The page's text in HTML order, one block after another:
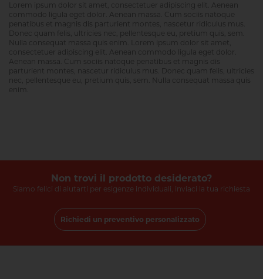
Lorem ipsum dolor sit amet, consectetuer adipiscing elit. Aenean
commodo ligula eget dolor. Aenean massa. Cum sociis natoque
penatibus et magnis dis parturient montes, nascetur ridiculus mus.
Donec quam felis, ultricies nec, pellentesque eu, pretium quis, sem.
Nulla consequat massa quis enim. Lorem ipsum dolor sit amet,
consectetuer adipiscing elit. Aenean commodo ligula eget dolor.
Aenean massa. Cum sociis natoque penatibus et magnis dis
parturient montes, nascetur ridiculus mus. Donec quam felis, ultricies
nec, pellentesque eu, pretium quis, sem. Nulla consequat massa quis
enim.
Non trovi il prodotto desiderato?
Siamo felici di aiutarti per esigenze individuali, inviaci la tua richiesta
Richiedi un preventivo personalizzato